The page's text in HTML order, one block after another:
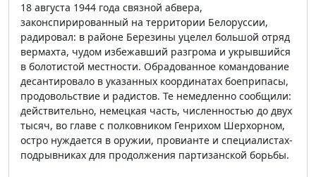
18 августа 1944 года связной абвера,
законспирированный на территории Белоруссии,
радировал: в районе Березины уцелел большой отряд
вермахта, чудом избежавший разгрома и укрывшийся
в болотистой местности. Обрадованное командование
десантировало в указанных координатах боеприпасы,
продовольствие и радистов. Те немедленно сообщили:
действительно, немецкая часть, численностью до двух
тысяч, во главе с полковником Генрихом Шерхорном,
остро нуждается в оружии, провианте и специалистах-
подрывниках для продолжения партизанской борьбы.